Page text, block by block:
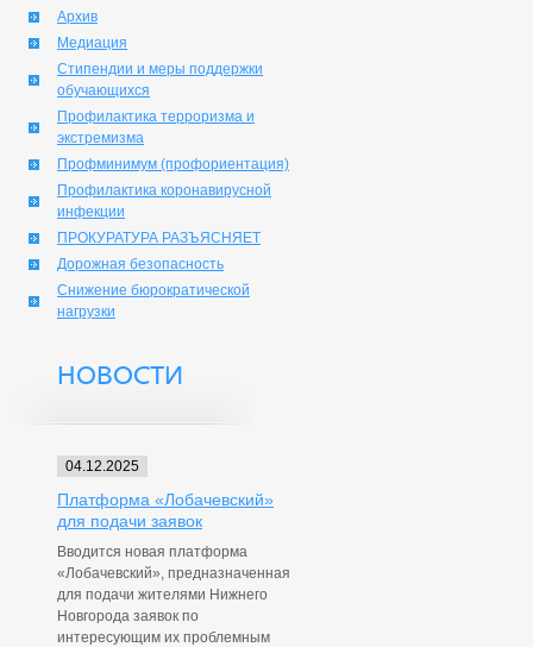
Архив
Медиация
Стипендии и меры поддержки
обучающихся
Профилактика терроризма и
экстремизма
Профминимум (профориентация)
Профилактика коронавирусной
инфекции
ПРОКУРАТУРА РАЗЪЯСНЯЕТ
Дорожная безопасность
Снижение бюрократической
нагрузки
НОВОСТИ
04.12.2025
Платформа «Лобачевский»
для подачи заявок
Вводится новая платформа
«Лобачевский», предназначенная
для подачи жителями Нижнего
Новгорода заявок по
интересующим их проблемным